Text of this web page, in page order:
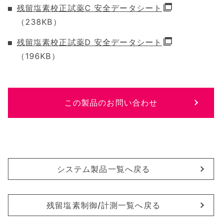
残留塩素校正試薬C 安全データシート
（238KB）
残留塩素校正試薬D 安全データシート
（196KB）
この製品のお問い合わせ
システム製品一覧へ戻る
残留塩素制御/計測一覧へ戻る